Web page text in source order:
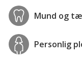
Mund og
Personlig